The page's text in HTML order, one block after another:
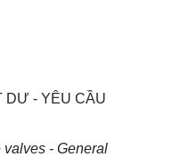
DƯ - YÊU CẦU
- General